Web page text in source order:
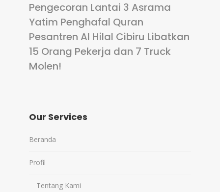
Pengecoran Lantai 3 Asrama
Yatim Penghafal Quran
Pesantren Al Hilal Cibiru Libatkan
15 Orang Pekerja dan 7 Truck
Molen!
Our Services
Beranda
Profil
Tentang Kami